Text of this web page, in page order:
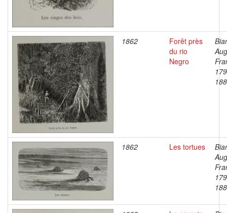
1862
Forêt près
du rio
Negro
1862 Les tortues